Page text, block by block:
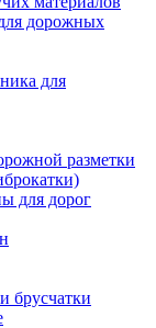
дорожных
для
разметки
для дорог
брусчатки